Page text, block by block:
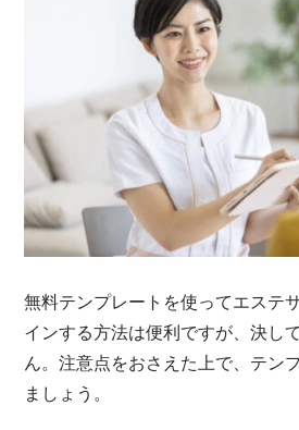
無料テンプレートを使ってエステ
インする方法は便利ですが、決し
ん。注意点をおさえた上で、テン
ましょう。